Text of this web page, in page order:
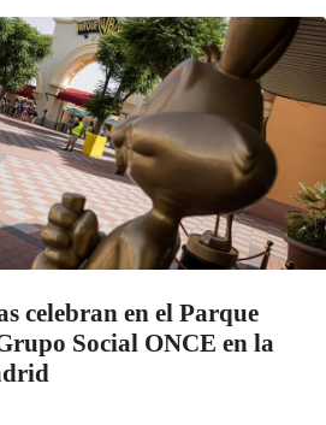
celebran en el Parque
Social ONCE en la